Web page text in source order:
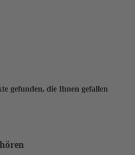
gefunden, die Ihnen gefallen